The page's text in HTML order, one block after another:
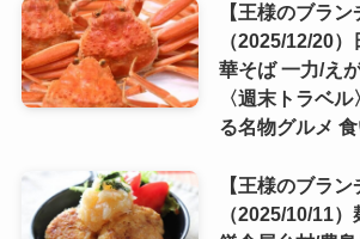
【王様のブラ
（2025/12/20
華そば 一力/え
〈週末トラベ
る名物グルメ
【王様のブラ
（2025/10/11